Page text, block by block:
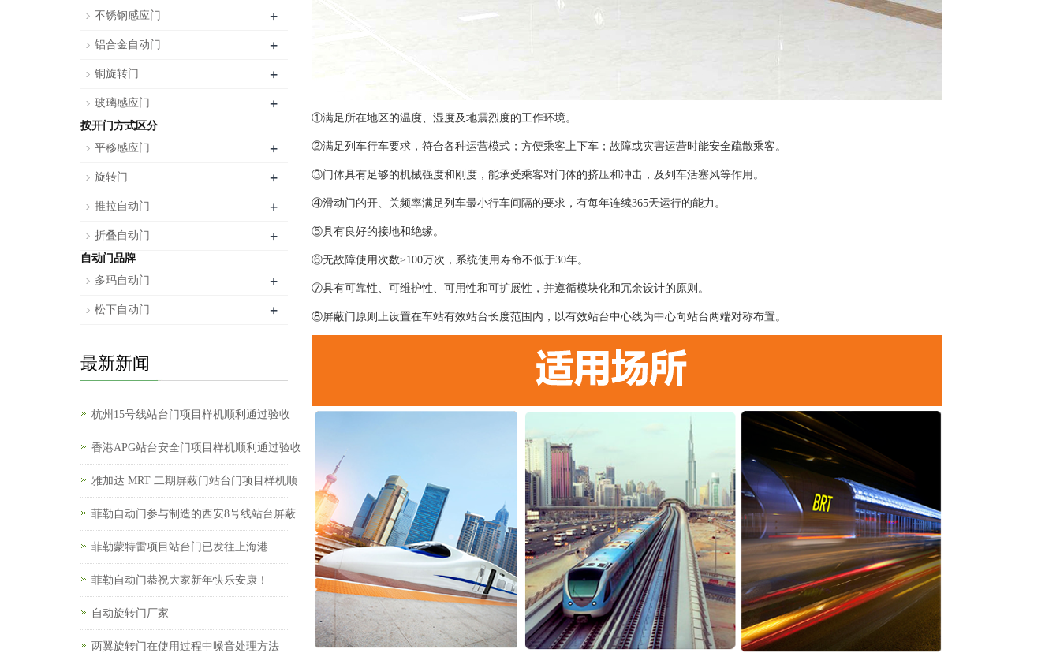
①满足所在地区的温度、湿度及地震烈度的工作环境。
②满足列车行车要求，符合各种运营模式；方便乘客上下车；故障或灾害运营时能安全疏散乘客。
③门体具有足够的机械强度和刚度，能承受乘客对门体的挤压和冲击，及列车活塞风等作用。
④滑动门的开、关频率满足列车最小行车间隔的要求，有每年连续365天运行的能力。
⑤具有良好的接地和绝缘。
⑥无故障使用次数≥100万次，系统使用寿命不低于30年。
⑦具有可靠性、可维护性、可用性和可扩展性，并遵循模块化和冗余设计的原则。
⑧屏蔽门原则上设置在车站有效站台长度范围内，以有效站台中心线为中心向站台两端对称布置。
不锈钢感应门
+
铝合金自动门 +
铜旋转门 +
玻璃感应门 +
按开门方式区分
平移感应门
+
旋转门 +
推拉自动门 +
折叠自动门 +
自动门品牌
多玛自动门
+
松下自动门 +
最新新闻
杭州15号线站台门项目样机顺利通过验收
香港APG站台安全门项目样机顺利通过验收
雅加达 MRT 二期屏蔽门站台门项目样机顺
菲勒自动门参与制造的西安8号线站台屏蔽
菲勒蒙特雷项目站台门已发往上海港
菲勒自动门恭祝大家新年快乐安康！
自动旋转门厂家
两翼旋转门在使用过程中噪音处理方法